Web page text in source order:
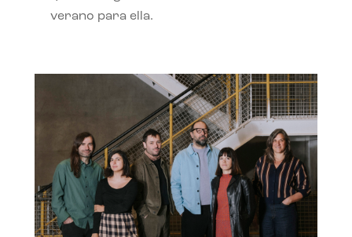
verano para ella.